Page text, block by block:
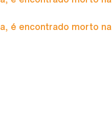
é encontrado morto na